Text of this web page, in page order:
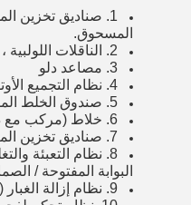
1. صناديق تخزين
المسحوق.
2. الناقلات اللولبية ، موازين الوزن
3. مصاعد دلو
4. نظام التجميع الأوتوماتيكي الكامل
5. صندوق الخلط المسبق
6. خلاط (مركب مع دوارات خلط ثلاثية المحاور)
7. صناديق تخزين المنتجات النهائية
8. نظام التعبئة
البوابة المفتوحة /
9. نظام إزالة الغبار (نوع النبضة)